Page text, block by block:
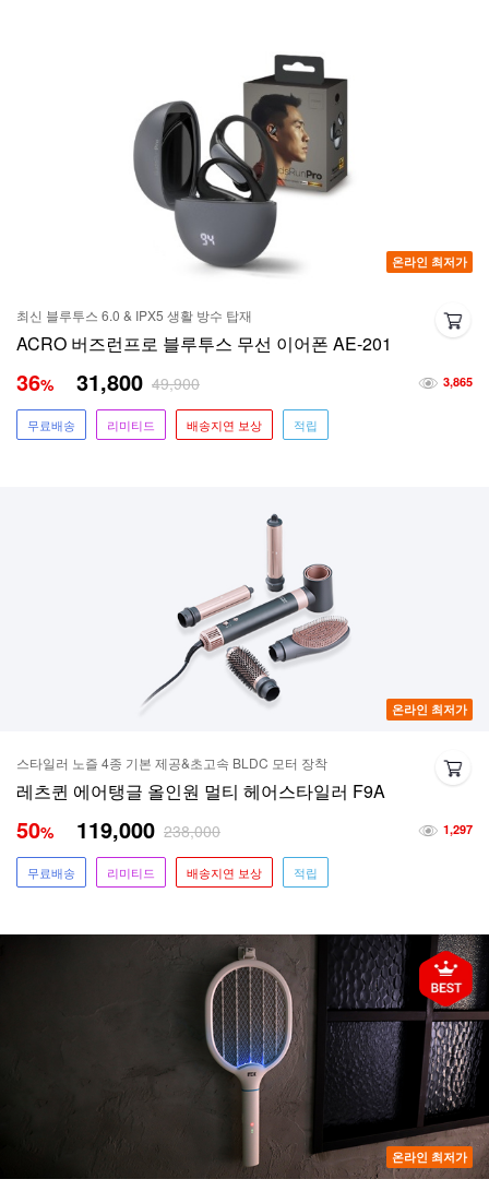
온라인 최저가
최신 블루투스 6.0 & IPX5 생활 방수 탑재
ACRO 버즈런프로 블루투스 무선 이어폰 AE-201
3,865
36% 31,800 49,900
무료배송 리미티드 배송지연 보상 적립
온라인 최저가
스타일러 노즐 4종 기본 제공&초고속 BLDC 모터 장착
레츠퀸 에어탱글 올인원 멀티 헤어스타일러 F9A
1,297
50% 119,000 238,000
무료배송 리미티드 배송지연 보상 적립
온라인 최저가